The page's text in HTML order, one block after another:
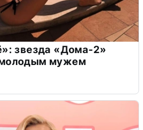
звезда «Дома-2»
молодым мужем